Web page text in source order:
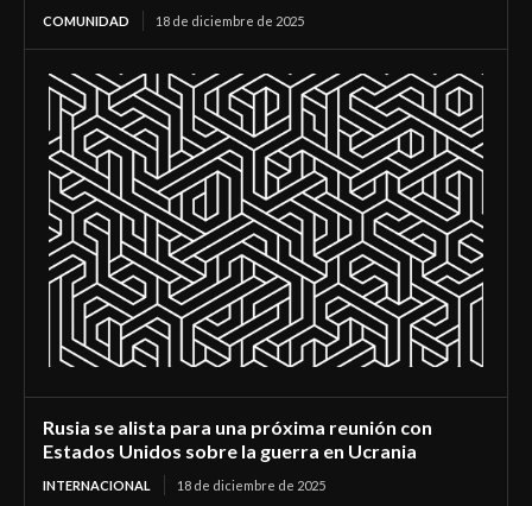
COMUNIDAD 18 de diciembre de 2025
Rusia se alista para una próxima reunión con
Estados Unidos sobre la guerra en Ucrania
INTERNACIONAL 18 de diciembre de 2025